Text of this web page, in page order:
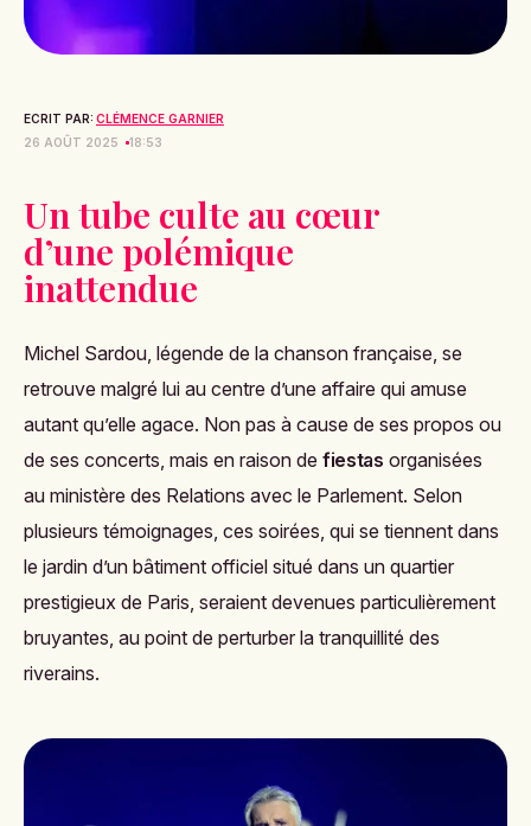
ECRIT PAR: CLÉMENCE GARNIER
26 AOÛT 2025
18:53
Un tube culte au cœur
d’une polémique
inattendue
Michel Sardou, légende de la chanson française, se
retrouve malgré lui au centre d’une affaire qui amuse
autant qu’elle agace. Non pas à cause de ses propos ou
de ses concerts, mais en raison de fiestas organisées
au ministère des Relations avec le Parlement. Selon
plusieurs témoignages, ces soirées, qui se tiennent dans
le jardin d’un bâtiment officiel situé dans un quartier
prestigieux de Paris, seraient devenues particulièrement
bruyantes, au point de perturber la tranquillité des
riverains.